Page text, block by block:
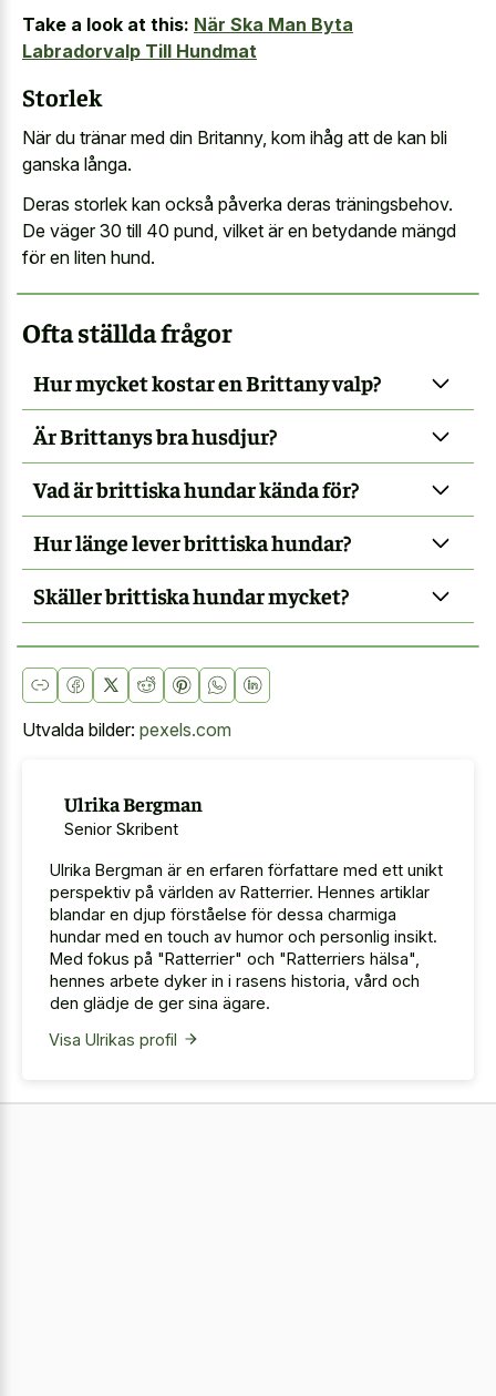
Take a look at this: När Ska Man Byta
Labradorvalp Till Hundmat
Storlek
När du tränar med din Britanny, kom ihåg att de kan bli
ganska långa.
Deras storlek kan också påverka deras träningsbehov.
De väger 30 till 40 pund, vilket är en betydande mängd
för en liten hund.
Ofta ställda frågor
Hur mycket kostar en Brittany valp?
Är Brittanys bra husdjur?
Vad är brittiska hundar kända för?
Hur länge lever brittiska hundar?
Skäller brittiska hundar mycket?
Utvalda bilder: pexels.com
Ulrika Bergman
Senior Skribent
Ulrika Bergman är en erfaren författare med ett unikt
perspektiv på världen av Ratterrier. Hennes artiklar
blandar en djup förståelse för dessa charmiga
hundar med en touch av humor och personlig insikt.
Med fokus på "Ratterrier" och "Ratterriers hälsa",
hennes arbete dyker in i rasens historia, vård och
den glädje de ger sina ägare.
Visa Ulrikas profil